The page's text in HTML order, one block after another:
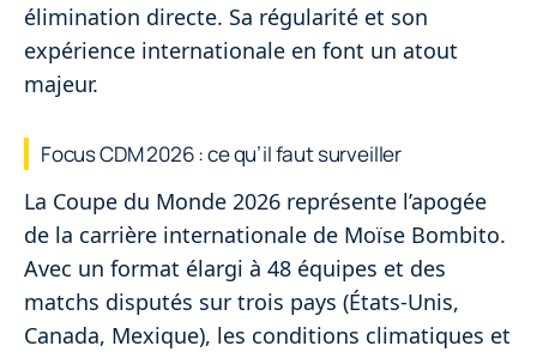
élimination directe. Sa régularité et son
expérience internationale en font un atout
majeur.
Focus CDM 2026 : ce qu’il faut surveiller
La Coupe du Monde 2026 représente l’apogée
de la carrière internationale de Moïse Bombito.
Avec un format élargi à 48 équipes et des
matchs disputés sur trois pays (États-Unis,
Canada, Mexique), les conditions climatiques et